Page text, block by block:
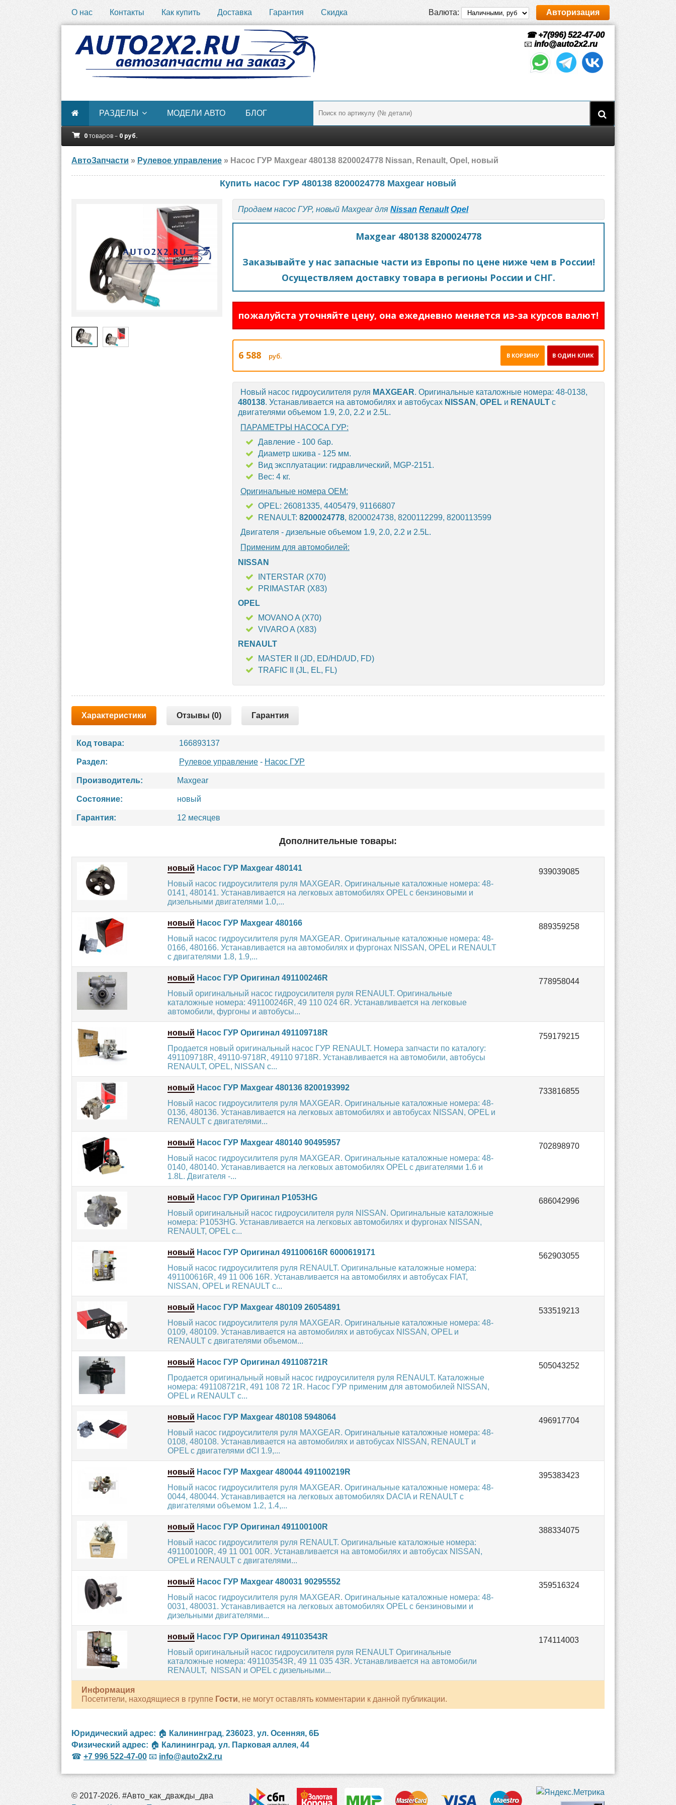
О нас Контакты Как купить Доставка Гарантия Скидка Валюта: Авторизация
☎ +7(996) 522-47-00
📧 info@auto2x2.ru
РАЗДЕЛЫ МОДЕЛИ АВТО БЛОГ
0товаров – 0 руб.
АвтоЗапчасти » Рулевое управление » Насос ГУР Maxgear 480138 8200024778 Nissan, Renault, Opel, новый
Купить насос ГУР 480138 8200024778 Maxgear новый
Продаем насос ГУР, новый Maxgear для Nissan Renault Opel
Maxgear 480138 8200024778
Заказывайте у нас запасные части из Европы по цене ниже чем в России!
Осуществляем доставку товара в регионы России и СНГ.
пожалуйста уточняйте цену, она ежедневно меняется из-за курсов валют!
6 588 руб. В ОДИН КЛИК
В КОРЗИНУ
Новый насос гидроусилителя руля MAXGEAR. Оригинальные каталожные номера: 48-0138,
480138. Устанавливается на автомобилях и автобусах NISSAN , OPEL и RENAULT с
двигателями объемом 1.9, 2.0, 2.2 и 2.5L.
ПАРАМЕТРЫ НАСОСА ГУР:
Давление - 100 бар.
Диаметр шкива - 125 мм.
Вид эксплуатации: гидравлический, MGP-2151.
Вес: 4 кг.
Оригинальные номера OEM:
OPEL: 26081335, 4405479, 91166807
RENAULT: 8200024778, 8200024738, 8200112299, 8200113599
Двигателя - дизельные объемом 1.9, 2.0, 2.2 и 2.5L.
Применим для автомобилей:
NISSAN
INTERSTAR (X70)
PRIMASTAR (X83)
OPEL
MOVANO A (X70)
VIVARO A (X83)
RENAULT
MASTER II (JD, ED/HD/UD, FD)
TRAFIC II (JL, EL, FL)
Характеристики Отзывы (0) Гарантия
Код товара: 166893137
Раздел: Рулевое управление - Насос ГУР
Производитель: Maxgear
Состояние: новый
Гарантия: 12 месяцев
Дополнительные товары:
новый Насос ГУР Maxgear 480141
Новый насос гидроусилителя руля MAXGEAR. Оригинальные каталожные номера: 48-
0141, 480141. Устанавливается на легковых автомобилях OPEL с бензиновыми и
дизельными двигателями 1.0,...
новый Насос ГУР Maxgear 480166
Новый насос гидроусилителя руля MAXGEAR. Оригинальные каталожные номера: 48-
0166, 480166. Устанавливается на автомобилях и фургонах NISSAN, OPEL и RENAULT
с двигателями 1.8, 1.9,...
новый Насос ГУР Оригинал 491100246R
Новый оригинальный насос гидроусилителя руля RENAULT. Оригинальные
каталожные номера: 491100246R, 49 110 024 6R. Устанавливается на легковые
автомобили, фургоны и автобусы...
новый Насос ГУР Оригинал 491109718R
Продается новый оригинальный насос ГУР RENAULT. Номера запчасти по каталогу:
491109718R, 49110-9718R, 49110 9718R. Устанавливается на автомобили, автобусы
RENAULT, OPEL, NISSAN с...
новый Насос ГУР Maxgear 480136 8200193992
Новый насос гидроусилителя руля MAXGEAR. Оригинальные каталожные номера: 48-
0136, 480136. Устанавливается на легковых автомобилях и автобусах NISSAN, OPEL и
RENAULT с двигателями...
новый Насос ГУР Maxgear 480140 90495957
Новый насос гидроусилителя руля MAXGEAR. Оригинальные каталожные номера: 48-
0140, 480140. Устанавливается на легковых автомобилях OPEL с двигателями 1.6 и
1.8L. Двигателя -...
новый Насос ГУР Оригинал P1053HG
Новый оригинальный насос гидроусилителя руля NISSAN. Оригинальные каталожные
номера: P1053HG. Устанавливается на легковых автомобилях и фургонах NISSAN,
RENAULT, OPEL с...
новый Насос ГУР Оригинал 491100616R 6000619171
Новый насос гидроусилителя руля RENAULT. Оригинальные каталожные номера:
491100616R, 49 11 006 16R. Устанавливается на автомобилях и автобусах FIAT,
NISSAN, OPEL и RENAULT с...
новый Насос ГУР Maxgear 480109 26054891
Новый насос гидроусилителя руля MAXGEAR. Оригинальные каталожные номера: 48-
0109, 480109. Устанавливается на автомобилях и автобусах NISSAN, OPEL и
RENAULT с двигателями объемом...
новый Насос ГУР Оригинал 491108721R
Продается оригинальный новый насос гидроусилителя руля RENAULT. Каталожные
номера: 491108721R, 491 108 72 1R. Насос ГУР применим для автомобилей NISSAN,
OPEL и RENAULT с...
новый Насос ГУР Maxgear 480108 5948064
Новый насос гидроусилителя руля MAXGEAR. Оригинальные каталожные номера: 48-
0108, 480108. Устанавливается на автомобилях и автобусах NISSAN, RENAULT и
OPEL с двигателями dCI 1.9,...
новый Насос ГУР Maxgear 480044 491100219R
Новый насос гидроусилителя руля MAXGEAR. Оригинальные каталожные номера: 48-
0044, 480044. Устанавливается на легковых автомобилях DACIA и RENAULT с
двигателями объемом 1.2, 1.4,...
новый Насос ГУР Оригинал 491100100R
Новый насос гидроусилителя руля RENAULT. Оригинальные каталожные номера:
491100100R, 49 11 001 00R. Устанавливается на автомобилях и автобусах NISSAN,
OPEL и RENAULT с двигателями...
новый Насос ГУР Maxgear 480031 90295552
Новый насос гидроусилителя руля MAXGEAR. Оригинальные каталожные номера: 48-
0031, 480031. Устанавливается на легковых автомобилях OPEL с бензиновыми и
дизельными двигателями...
новый Насос ГУР Оригинал 491103543R
Новый оригинальный насос гидроусилителя руля RENAULT Оригинальные
каталожные номера: 491103543R, 49 11 035 43R. Устанавливается на автомобили
RENAULT, NISSAN и OPEL с дизельными...
Информация
Посетители, находящиеся в группе Гости, не могут оставлять комментарии к данной публикации.
Юридический адрес: 🏠 Калининград, 236023, ул. Осенняя, 6Б
Физический адрес: 🏠 Калининград, ул. Парковая аллея, 44
☎ +7 996 522-47-00 📧 info@auto2x2.ru
© 2017-2026. #Авто_как_дважды_два